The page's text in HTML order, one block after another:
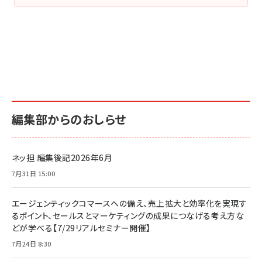
編集部からのおしらせ
ネッ担 編集後記2026年6月
7月31日 15:00
エージェンティックコマースへの備え、売上拡大と効率化を実現す
るポイント、セールスとマーケティングの成果につなげる考え方な
どが学べる【7/29リアルセミナー開催】
7月24日 8:30